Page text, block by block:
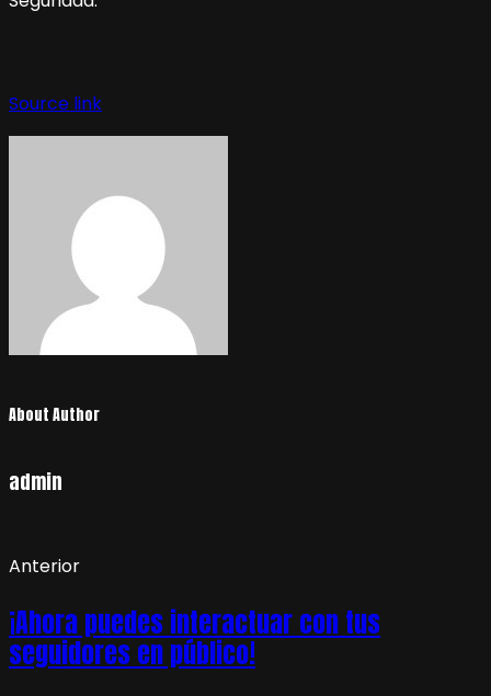
Source link
About Author
admin
Anterior
¡Ahora puedes interactuar con tus
seguidores en público!